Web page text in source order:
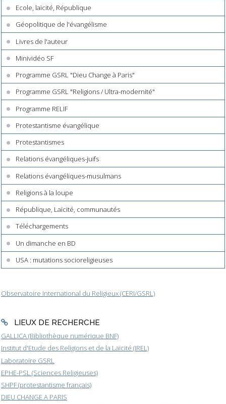
Ecole, laïcité, République
Géopolitique de l'évangélisme
Livres de l'auteur
Minividéo SF
Programme GSRL "Dieu Change à Paris"
Programme GSRL "Religions / Ultra-modernité"
Programme RELIF
Protestantisme évangélique
Protestantismes
Relations évangéliques-juifs
Relations évangéliques-musulmans
Religions à la loupe
République, Laïcité, communautés
Téléchargements
Un dimanche en BD
USA : mutations socioreligieuses
Observatoire International du Religieux (CERI/GSRL)
LIEUX DE RECHERCHE
GALLICA (Bibliothèque numérique BNF)
Institut d'Etude des Religions et de la Laïcité (IREL)
Laboratoire GSRL
EPHE-PSL (Sciences Religieuses)
SHPF (protestantisme français)
DIEU CHANGE A PARIS